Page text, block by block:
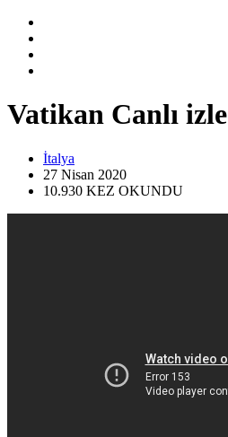
Vatikan Canlı izle
İtalya
27 Nisan 2020
10.930 KEZ OKUNDU